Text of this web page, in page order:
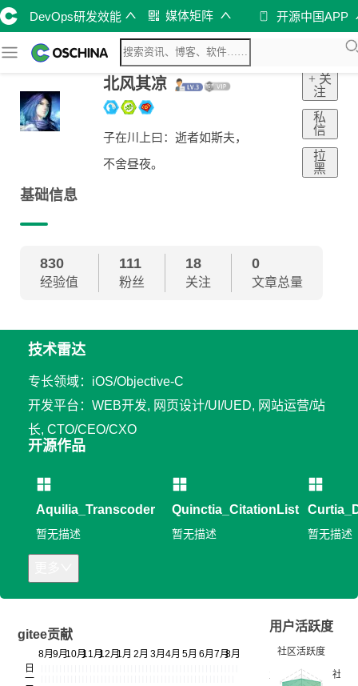
DevOps研发效能 媒体矩阵 开源中国APP
北风其凉
子在川上曰：逝者如斯夫，
不舍昼夜。
+ 关
注
私
信
拉
黑
基础信息
830
经验值
111
粉丝
18
关注
0
文章总量
技术雷达
专长领域：iOS/Objective-C
开发平台：WEB开发, 网页设计/UI/UED, 网站运营/站
长, CTO/CEO/CXO
开源作品
Aquilia_Transcoder
暂无描述
Quinctia_CitationListMaker
暂无描述 暂无描述
gitee贡献
用户活跃度